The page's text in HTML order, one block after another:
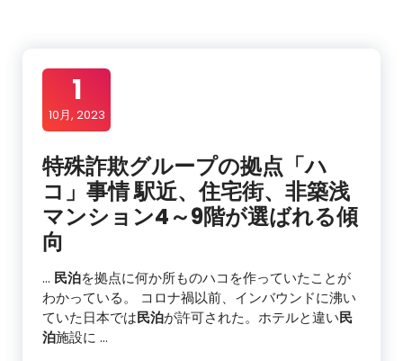
1
10月, 2023
特殊詐欺グループの拠点「ハ
コ」事情 駅近、住宅街、非築浅
マンション4～9階が選ばれる傾
向
… 民泊を拠点に何か所ものハコを作っていたことが
わかっている。 コロナ禍以前、インバウンドに沸い
ていた日本では民泊が許可された。ホテルと違い民
泊施設に …